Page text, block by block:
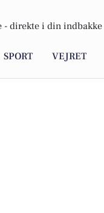
- direkte i din indbakke
SPORT VEJRET